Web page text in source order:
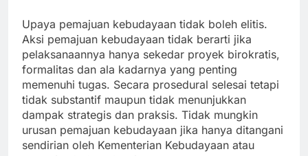
Upaya pemajuan kebudayaan tidak boleh elitis.
Aksi pemajuan kebudayaan tidak berarti jika
pelaksanaannya hanya sekedar proyek birokratis,
formalitas dan ala kadarnya yang penting
memenuhi tugas. Secara prosedural selesai tetapi
tidak substantif maupun tidak menunjukkan
dampak strategis dan praksis. Tidak mungkin
urusan pemajuan kebudayaan jika hanya ditangani
sendirian oleh Kementerian Kebudayaan atau